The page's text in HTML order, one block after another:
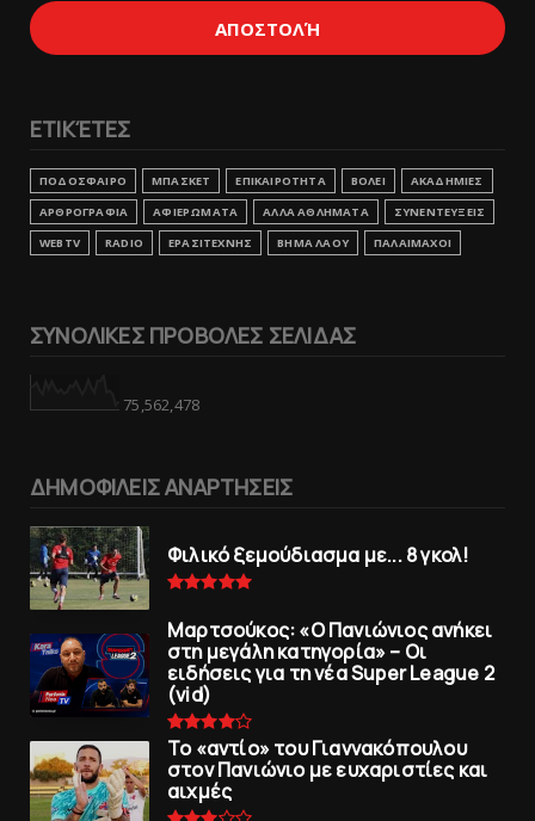
ΕΤΙΚΈΤΕΣ
ΠΟΔΟΣΦΑΙΡΟ ΜΠΑΣΚΕΤ ΕΠΙΚΑΙΡΟΤΗΤΑ ΒΟΛΕΙ
ΑΚΑΔΗΜΙΕΣ
ΑΡΘΡΟΓΡΑΦΙΑ
ΑΦΙΕΡΩΜΑΤΑ ΑΛΛΑ ΑΘΛΗΜΑΤΑ
ΣΥΝΕΝΤΕΥΞΕΙΣ
WEBTV
RADIO ΕΡΑΣΙΤΕΧΝΗΣ ΒΗΜΑ ΛΑΟΥ ΠΑΛΑΙΜΑΧΟΙ
ΣΥΝΟΛΙΚΕΣ ΠΡΟΒΟΛΕΣ ΣΕΛΙΔΑΣ
75,562,478
ΔΗΜΟΦΙΛΕΙΣ ΑΝΑΡΤΗΣΕΙΣ
Φιλικό ξεμούδιασμα με... 8 γκολ!
Μαρτσούκος: «Ο Πανιώνιος ανήκει
στη μεγάλη κατηγορία» – Οι
ειδήσεις για τη νέα Super League 2
(vid)
To «αντίο» του Γιαννακόπουλου
στον Πανιώνιο με ευχαριστίες και
αιχμές